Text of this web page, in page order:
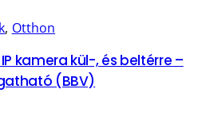
, Otthon
kamera kül-, és beltérre –
(BBV)